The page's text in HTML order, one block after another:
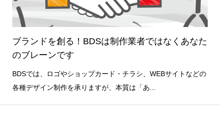
ブランドを創る！BDSは制作業者ではなくあなた
のブレーンです
BDSでは、ロゴやショップカード・チラシ、WEBサイトなどの
各種デザイン制作を承りますが、本質は「あ...